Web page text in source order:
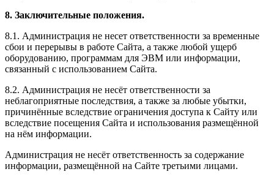
8. Заключительные положения.
8.1. Администрация не несет ответственности за временные
сбои и перерывы в работе Сайта, а также любой ущерб
оборудованию, программам для ЭВМ или информации,
связанный с использованием Сайта.
8.2. Администрация не несёт ответственности за
неблагоприятные последствия, а также за любые убытки,
причинённые вследствие ограничения доступа к Сайту или
вследствие посещения Сайта и использования размещённой
на нём информации.
Администрация не несёт ответственность за содержание
информации, размещённой на Сайте третьими лицами.